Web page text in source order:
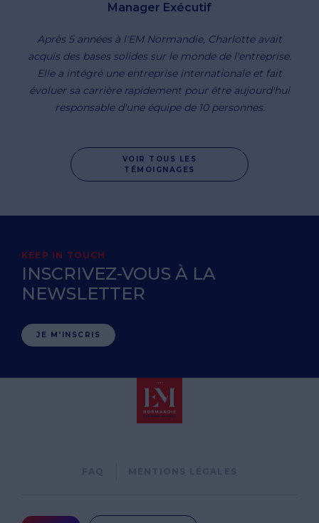
VOIR TOUS LES
TÉMOIGNAGES
Manager Exécutif
Après 5 années à l'EM Normandie, Charlotte avait
acquis des bases solides sur le monde de l'entreprise.
Elle a intégré une entreprise internationale et fait
évoluer sa carrière rapidement pour être aujourd'hui
responsable d'une équipe de 10 personnes.
KEEP IN TOUCH
INSCRIVEZ-VOUS À LA
NEWSLETTER
JE M'INSCRIS